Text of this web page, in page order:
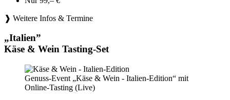
❱ Weitere Infos & Termine
„Italien”
Käse & Wein Tasting-Set
Genuss-Event „Käse & Wein - Italien-Edition“ mit
Online-Tasting (Live)